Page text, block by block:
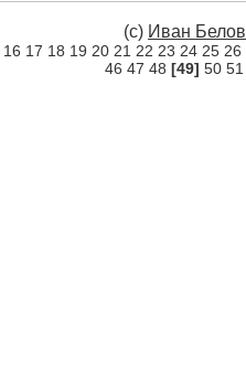
(c) Иван Белов
16 17 18 19 20 21 22 23 24 25 26
46 47 48 [49] 50 51